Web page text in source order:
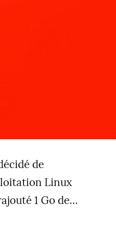
de
Linux
1 Go de…